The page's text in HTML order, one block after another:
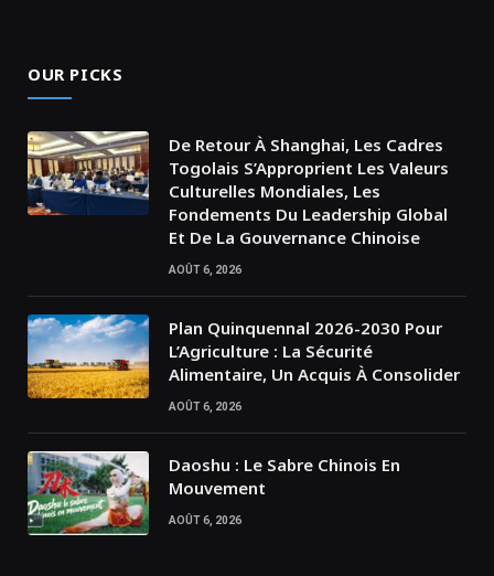
OUR PICKS
De Retour À Shanghai, Les Cadres
Togolais S’Approprient Les Valeurs
Culturelles Mondiales, Les
Fondements Du Leadership Global
Et De La Gouvernance Chinoise
AOÛT 6, 2026
Plan Quinquennal 2026-2030 Pour
L’Agriculture : La Sécurité
Alimentaire, Un Acquis À Consolider
AOÛT 6, 2026
Daoshu : Le Sabre Chinois En
Mouvement
AOÛT 6, 2026